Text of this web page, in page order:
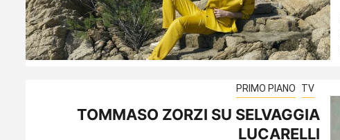
PRIMO PIANO TV
TOMMASO ZORZI SU SELVAGGIA
LUCARELLI